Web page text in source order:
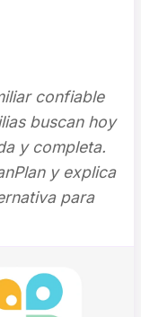
confiable
buscan hoy
y completa.
y explica
para